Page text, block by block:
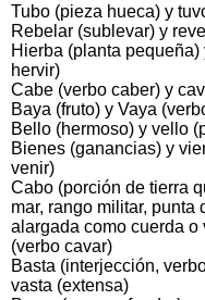
Tubo (pieza hueca) y
Rebelar (sublevar) y
Hierba (planta pequeña)
hervir)
Cabe (verbo caber) y
Baya (fruto) y Vaya
Bello (hermoso) y vello
Bienes (ganancias) y
venir)
Cabo (porción de tierra
mar, rango militar, punta
alargada como cuerda o
(verbo cavar)
Basta (interjección,
vasta (extensa)